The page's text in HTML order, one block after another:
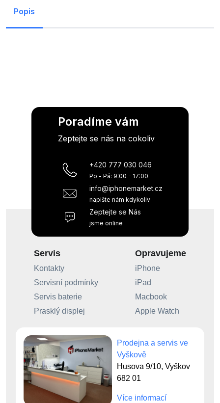
Popis
Poradíme vám
Zeptejte se nás na cokoliv
+420 777 030 046
Po - Pá: 9:00 - 17:00
info@iphonemarket.cz
napište nám kdykoliv
Zeptejte se Nás
jsme online
Servis
Kontakty
Servisní podmínky
Servis baterie
Prasklý displej
Opravujeme
iPhone
iPad
Macbook
Apple Watch
Prodejna a servis ve
Vyškově
Husova 9/10, Vyškov
682 01
Více informací